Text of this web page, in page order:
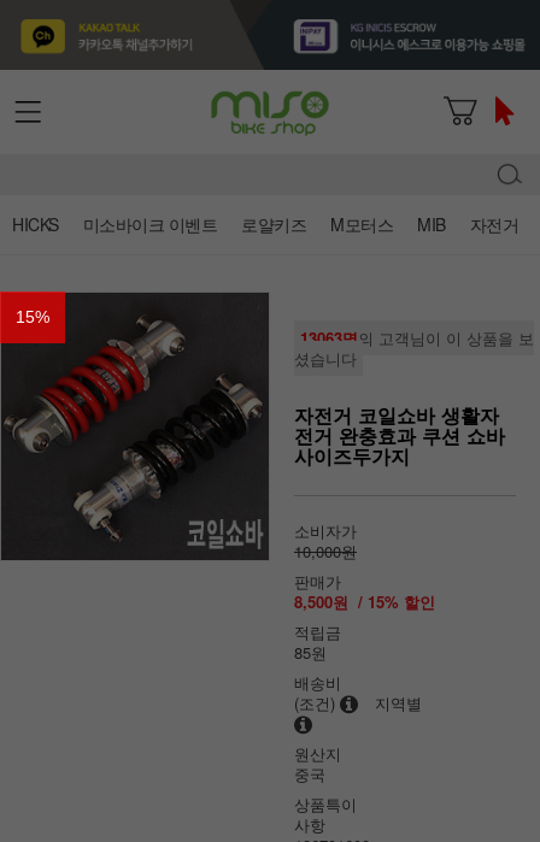
HICKS 미소바이크 이벤트 로얄키즈 M모터스 MIB 자전거
15%
13063명의 고객님이 이 상품을 보
셨습니다
자전거 코일쇼바 생활자
전거 완충효과 쿠션 쇼바
사이즈두가지
소비자가
10,000원
판매가
8,500원 / 15% 할인
적립금
85원
배송비
(조건)
지역별
원산지
중국
상품특이
사항